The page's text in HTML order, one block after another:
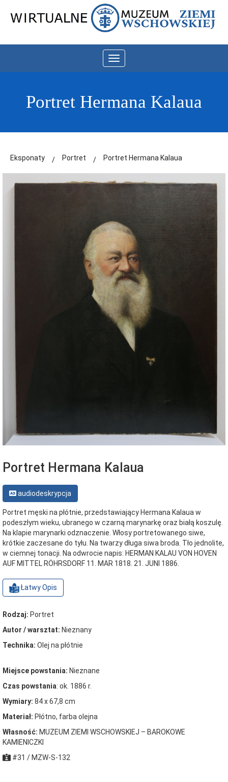
Toggle
navigation
Portret Hermana Kalaua
Eksponaty Portret Portret Hermana Kalaua
Portret Hermana Kalaua
audiodeskrypcja
Portret męski na płótnie, przedstawiający Hermana Kalaua w
podeszłym wieku, ubranego w czarną marynarkę oraz białą koszulę.
Na klapie marynarki odznaczenie. Włosy portretowanego siwe,
krótkie zaczesane do tyłu. Na twarzy długa siwa broda. Tło jednolite,
w ciemnej tonacji. Na odwrocie napis: HERMAN KALAU VON HOVEN
AUF MITTEL RÖHRSDORF 11. MAR 1818. 21. JUNI 1886.
Łatwy Opis
Rodzaj: Portret
Autor / warsztat: Nieznany
Technika: Olej na płótnie
Miejsce powstania: Nieznane
Czas powstania: ok. 1886 r.
Wymiary: 84 x 67,8 cm
Materiał: Płótno, farba olejna
Własność: MUZEUM ZIEMI WSCHOWSKIEJ – BAROKOWE
KAMIENICZKI
#31 / MZW-S-132